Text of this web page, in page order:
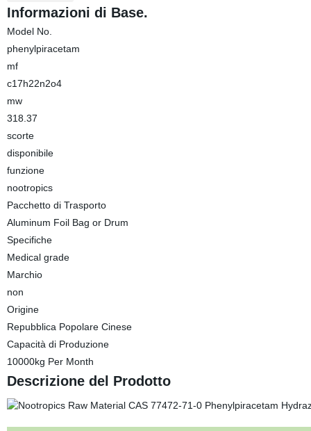
Informazioni di Base.
Model No.
phenylpiracetam
mf
c17h22n2o4
mw
318.37
scorte
disponibile
funzione
nootropics
Pacchetto di Trasporto
Aluminum Foil Bag or Drum
Specifiche
Medical grade
Marchio
non
Origine
Repubblica Popolare Cinese
Capacità di Produzione
10000kg Per Month
Descrizione del Prodotto